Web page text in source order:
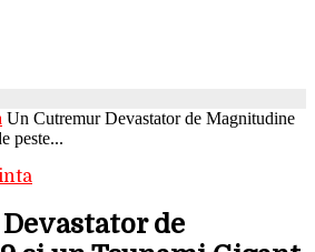
Un Cutremur Devastator de Magnitudine
peste...
de